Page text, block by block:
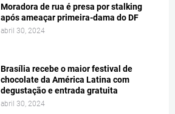
Moradora de rua é presa por stalking
após ameaçar primeira-dama do DF
abril 30, 2024
Brasília recebe o maior festival de
chocolate da América Latina com
degustação e entrada gratuita
abril 30, 2024